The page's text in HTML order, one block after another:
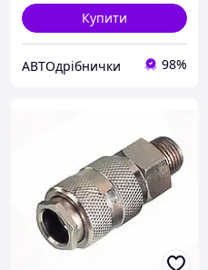
Купити
АВТОдрібнички 98%